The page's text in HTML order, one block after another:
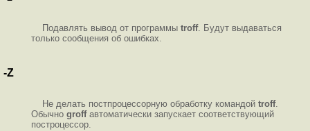
Подавлять вывод от программы troff. Будут выдаваться
только сообщения об ошибках.
-Z
Не делать постпроцессорную обработку командой troff.
Обычно groffавтоматически запускает соответствующий
построцессор.